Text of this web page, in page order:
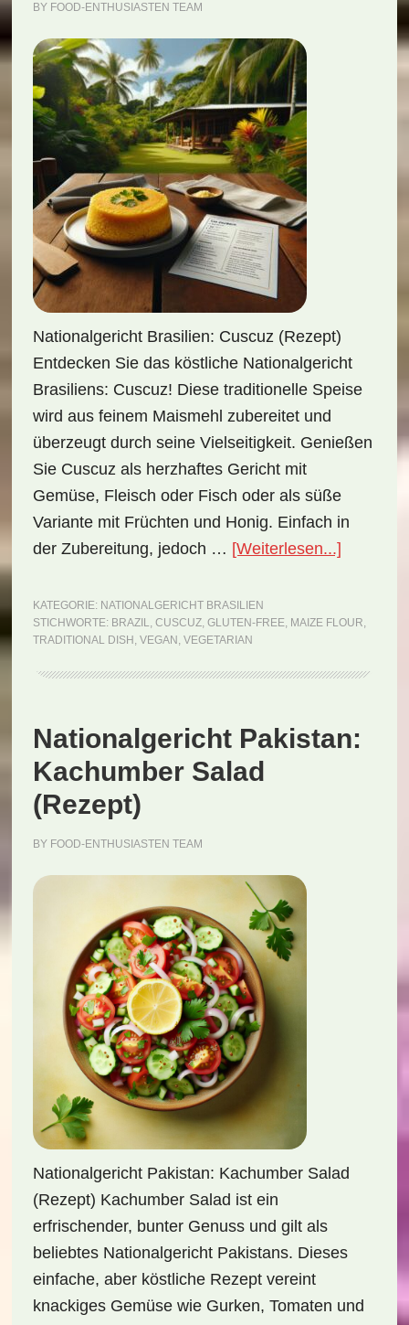
BY FOOD-ENTHUSIASTEN TEAM
Nationalgericht Brasilien: Cuscuz (Rezept)
Entdecken Sie das köstliche Nationalgericht
Brasiliens: Cuscuz! Diese traditionelle Speise
wird aus feinem Maismehl zubereitet und
überzeugt durch seine Vielseitigkeit. Genießen
Sie Cuscuz als herzhaftes Gericht mit
Gemüse, Fleisch oder Fisch oder als süße
Variante mit Früchten und Honig. Einfach in
der Zubereitung, jedoch … [Weiterlesen...]
(Rezept)
KATEGORIE: NATIONALGERICHT BRASILIEN
STICHWORTE: BRAZIL, CUSCUZ, GLUTEN-FREE, MAIZE FLOUR,
TRADITIONAL DISH , VEGAN , VEGETARIAN
Nationalgericht Pakistan:
Kachumber Salad
(Rezept)
BY FOOD-ENTHUSIASTEN TEAM
Nationalgericht Pakistan: Kachumber Salad
(Rezept) Kachumber Salad ist ein
erfrischender, bunter Genuss und gilt als
beliebtes Nationalgericht Pakistans. Dieses
einfache, aber köstliche Rezept vereint
knackiges Gemüse wie Gurken, Tomaten und